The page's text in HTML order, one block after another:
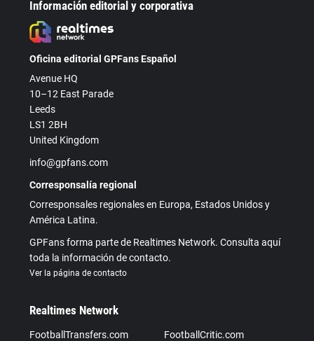
Información editorial y corporativa
Oficina editorial GPFans Español
Avenue HQ
10–12 East Parade
Leeds
LS1 2BH
United Kingdom
info@gpfans.com
Corresponsalía regional
Corresponsales regionales en Europa, Estados Unidos y
América Latina.
GPFans forma parte de Realtimes Network. Consulta aquí
toda la información de contacto.
Ver la página de contacto
Realtimes Network
FootballTransfers.com
FootballCritic.com